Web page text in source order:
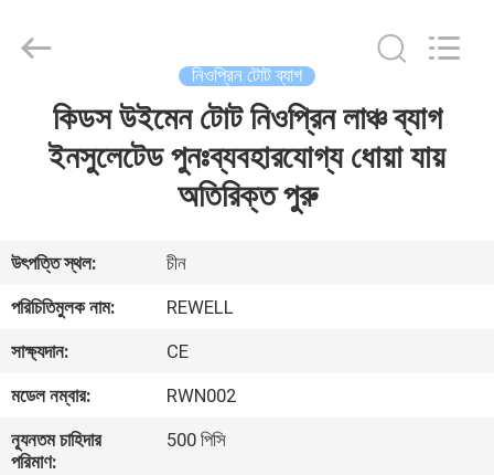
আমাদের
সম্পর্কে
কারখানা
ভ্রমণ
Rights
নিওপ্রিন টোট ব্যাগ
কিডস উইমেন টোট নিওপ্রিন লাঞ্চ ব্যাগ
ইনসুলেটেড পুনঃব্যবহারযোগ্য ধোয়া যায়
অতিরিক্ত পুরু
উৎপত্তি স্থল:
চীন
পরিচিতিমুলক নাম:
REWELL
সাক্ষ্যদান:
CE
মডেল নম্বার:
RWN002
ন্যূনতম চাহিদার
পরিমাণ:
500 পিসি